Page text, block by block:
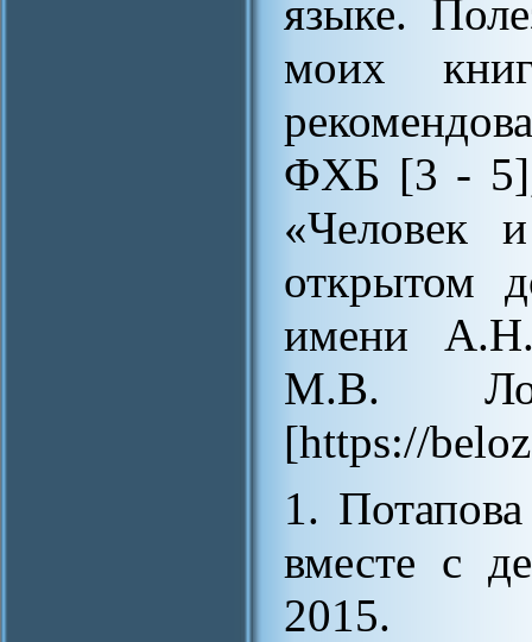
языке.
моих
ФХБ [3 - 5],
«Человек
открытом
имени
М.В.
[https://
1.
вместе с
2015.